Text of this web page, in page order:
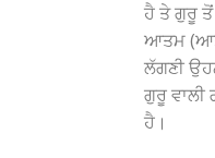
ਹੈ ਤੇ ਗੁਰੂ
ਆਤਮ
ਲੱਗਣੀ
ਗੁਰੂ ਵਾਲੀ
ਹੈ।